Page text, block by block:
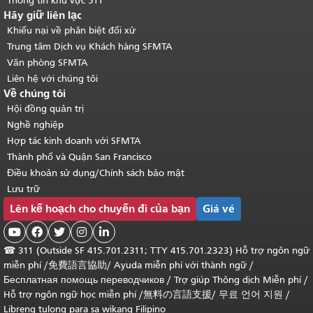
Hãy giữ liên lạc
Khiếu nại về phân biệt đối xử
Trung tâm Dịch vụ Khách hàng SFMTA
Văn phòng SFMTA
Liên hệ với chúng tôi
Về chúng tôi
Hội đồng quản trị
Nghề nghiệp
Hợp tác kinh doanh với SFMTA
Thành phố và Quận San Francisco
Điều khoản sử dụng/Chính sách bảo mật
Lưu trữ
Lên kế hoạch cho chuyến đi của bạn Giá vé
    
☎ 311 (Outside SF 415.701.2311; TTY 415.701.2323) Hỗ trợ ngôn ngữ
miễn phí /免費語言協助/ Ayuda miễn phí với thành ngữ /
Бесплатная помощь переводчиков / Trợ giúp Thông dịch Miễn phí/
Hỗ trợ ngôn ngữ học miễn phí/無料の言語支援/ 무료 언어 지원 /
Libreng tulong para sa wikang Filipino